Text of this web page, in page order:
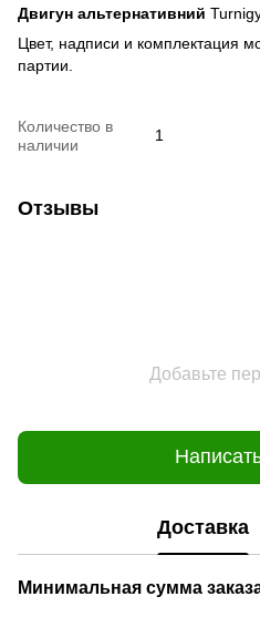
Двигун альтернативний
Цвет, надписи и комплектация
партии.
Количество в
наличии
1
Отзывы
Добавьте
Доставка
Минимальная сумма